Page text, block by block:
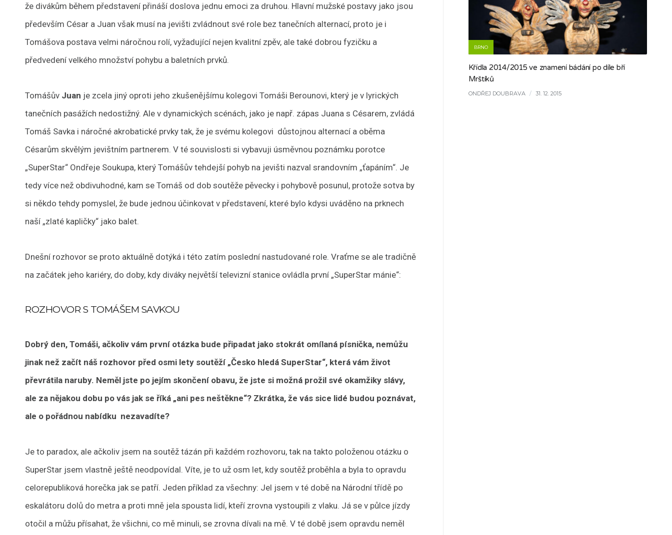
že divákům během představení přináší doslova jednu emoci za druhou. Hlavní mužské postavy jako jsou
především César a Juan však musí na jevišti zvládnout své role bez tanečních alternací, proto je i
Tomášova postava velmi náročnou rolí, vyžadující nejen kvalitní zpěv, ale také dobrou fyzičku a
předvedení velkého množství pohybu a baletních prvků.
Tomášův Juan je zcela jiný oproti jeho zkušenějšímu kolegovi Tomáši Berounovi, který je v lyrických
tanečních pasážích nedostižný. Ale v dynamických scénách, jako je např. zápas Juana s Césarem, zvládá
Tomáš Savka i náročné akrobatické prvky tak, že je svému kolegovi důstojnou alternací a oběma
Césarům skvělým jevištním partnerem. V té souvislosti si vybavuji úsměvnou poznámku porotce
„SuperStar“ Ondřeje Soukupa, který Tomášův tehdejší pohyb na jevišti nazval srandovním „ťapáním“. Je
tedy více než obdivuhodné, kam se Tomáš od dob soutěže pěvecky i pohybově posunul, protože sotva by
si někdo tehdy pomyslel, že bude jednou účinkovat v představení, které bylo kdysi uváděno na prknech
naší „zlaté kapličky“ jako balet.
Dnešní rozhovor se proto aktuálně dotýká i této zatím poslední nastudované role. Vraťme se ale tradičně
na začátek jeho kariéry, do doby, kdy diváky největší televizní stanice ovládla první „SuperStar mánie“:
ROZHOVOR S TOMÁŠEM SAVKOU
Dobrý den, Tomáši, ačkoliv vám první otázka bude připadat jako stokrát omílaná písnička, nemůžu
jinak než začít náš rozhovor před osmi lety soutěží „Česko hledá SuperStar“, která vám život
převrátila naruby. Neměl jste po jejím skončení obavu, že jste si možná prožil své okamžiky slávy,
ale za nějakou dobu po vás jak se říká „ani pes neštěkne“? Zkrátka, že vás sice lidé budou poznávat,
ale o pořádnou nabídku nezavadíte?
Je to paradox, ale ačkoliv jsem na soutěž tázán při každém rozhovoru, tak na takto položenou otázku o
SuperStar jsem vlastně ještě neodpovídal. Víte, je to už osm let, kdy soutěž proběhla a byla to opravdu
celorepubliková horečka jak se patří. Jeden příklad za všechny: Jel jsem v té době na Národní třídě po
eskalátoru dolů do metra a proti mně jela spousta lidí, kteří zrovna vystoupili z vlaku. Já se v půlce jízdy
otočil a můžu přísahat, že všichni, co mě minuli, se zrovna dívali na mě. V té době jsem opravdu neměl
BRNO
Křídla 2014/2015 ve znamení bádání po díle bří
Mrštíků
ONDŘEJ DOUBRAVA / 31. 12. 2015